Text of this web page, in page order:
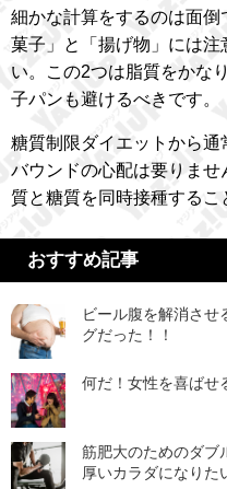
細かな計算をするのは面
菓子」と「揚げ物」には注
い。この2つは脂質をかな
子パンも避けるべきです。
糖質制限ダイエットから通
バウンドの心配は要りま
質と糖質を同時接種するこ
おすすめ記事
ビール腹を解消させ
グだった！！
何だ！女性を喜ばせ
筋肥大のためのダブ
厚いカラダになりた